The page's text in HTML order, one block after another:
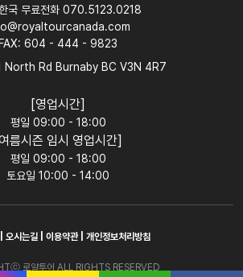
국 무료전화 070.5123.0218
604 - 444 - 9823
Rd Burnaby BC V3N 4R7
[영업시간]
평일 09:00 - 18:00
름시즌 임시 영업시간]
평일 09:00 - 18:00
토요일 10:00 - 14:00
오시는길 이용약관| 개인정보처리방침
로얄투어 ALL RIGHTS RESERVED